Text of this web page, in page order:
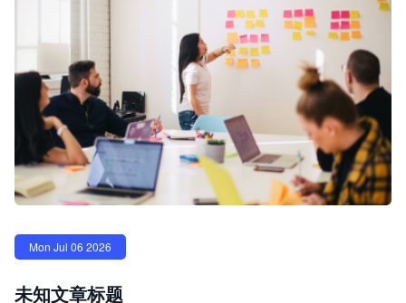
Mon Jul 06 2026
未知文章标题